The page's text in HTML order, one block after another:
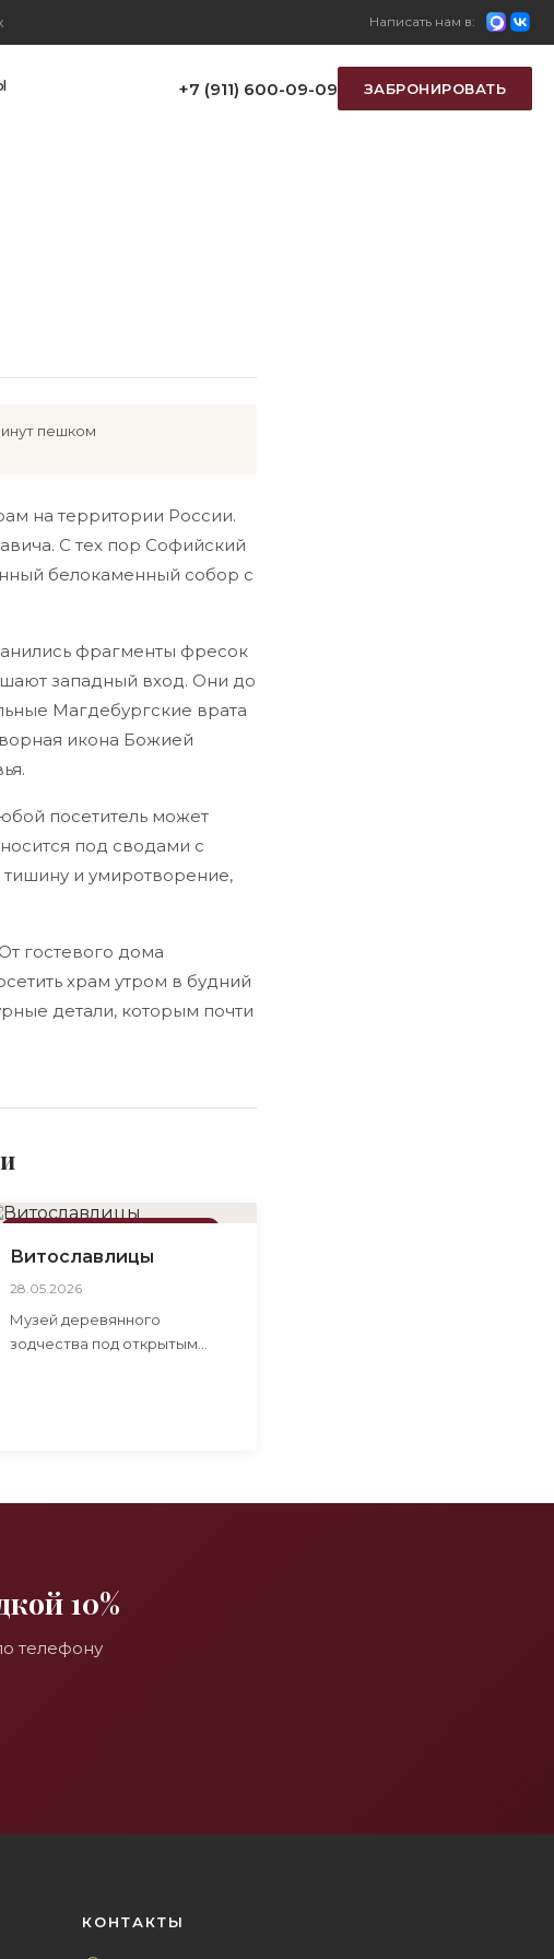
Написать нам в:
+7 (911) 600-09-09 ЗАБРОНИРОВАТЬ
пешком
на территории России.
С тех пор Софийский
белокаменный собор с
фрагменты фресок
западный вход. Они до
Магдебургские врата
икона Божией
посетитель может
под сводами с
и умиротворение,
гостевого дома
храм утром в будний
детали, которым почти
ДОСТОПРИМЕЧАТЕЛЬНОСТИ
Витославлицы
28.05.2026
Музей деревянного
зодчества под открытым
10%
телефону
КОНТАКТЫ